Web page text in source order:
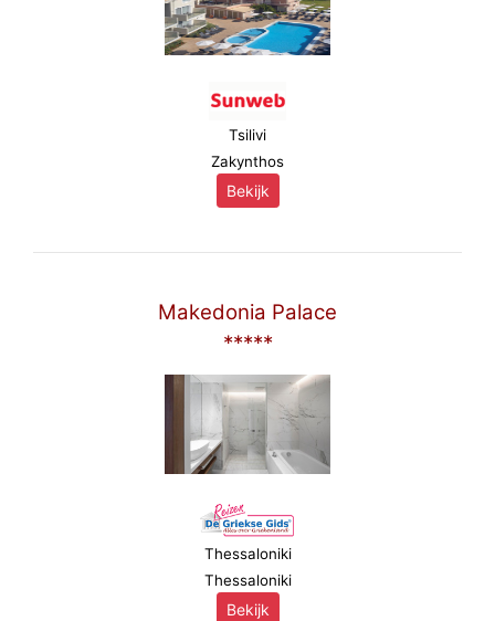
Tsilivi
Zakynthos
Bekijk
Makedonia Palace
*****
Thessaloniki
Thessaloniki
Bekijk